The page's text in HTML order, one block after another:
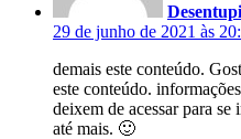
29 de junho de 2021 às
demais este conteúdo.
este conteúdo.
deixem de acessar para
até mais. 🙂